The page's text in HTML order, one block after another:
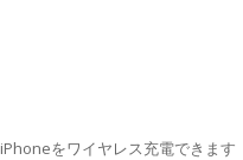
をワイヤレス充電できます